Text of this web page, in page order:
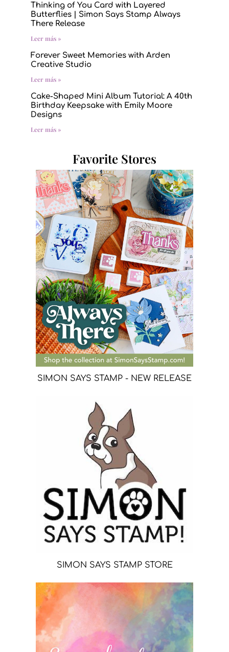
Thinking of You Card with Layered
Butterflies | Simon Says Stamp Always
There Release
Leer más »
Forever Sweet Memories with Arden
Creative Studio
Leer más »
Cake-Shaped Mini Album Tutorial: A 40th
Birthday Keepsake with Emily Moore
Designs
Leer más »
Favorite Stores
SIMON SAYS STAMP - NEW RELEASE
SIMON SAYS STAMP STORE